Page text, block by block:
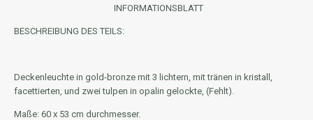
INFORMATIONSBLATT
BESCHREIBUNG DES TEILS:
Deckenleuchte in gold-bronze mit 3 lichtern, mit tränen in kristall,
facettierten, und zwei tulpen in opalin gelockte, (Fehlt).
Maße: 60 x 53 cm durchmesser.